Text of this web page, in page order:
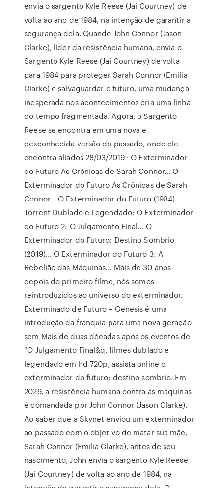
envia o sargento Kyle Reese (Jai Courtney) de
volta ao ano de 1984, na intenção de garantir a
segurança dela. Quando John Connor (Jason
Clarke), líder da resistência humana, envia o
Sargento Kyle Reese (Jai Courtney) de volta
para 1984 para proteger Sarah Connor (Emilia
Clarke) e salvaguardar o futuro, uma mudança
inesperada nos acontecimentos cria uma linha
do tempo fragmentada. Agora, o Sargento
Reese se encontra em uma nova e
desconhecida versão do passado, onde ele
encontra aliados 28/03/2019 · O Exterminador
do Futuro As Crônicas de Sarah Connor… O
Exterminador do Futuro As Crônicas de Sarah
Connor… O Exterminador do Futuro (1984)
Torrent Dublado e Legendado; O Exterminador
do Futuro 2: O Julgamento Final… O
Exterminador do Futuro: Destino Sombrio
(2019)… O Exterminador do Futuro 3: A
Rebelião das Máquinas… Mais de 30 anos
depois do primeiro filme, nós somos
reintroduzidos ao universo do exterminador.
Exterminado de Futuro – Genesis é uma
introdução da franquia para uma nova geração
sem Mais de duas décadas após os eventos de
"O Julgamento Final&q, filmes dublado e
legendado em hd 720p, assista online o
exterminador do futuro: destino sombrio. Em
2029, a resistência humana contra as máquinas
é comandada por John Connor (Jason Clarke).
Ao saber que a Skynet enviou um exterminador
ao passado com o objetivo de matar sua mãe,
Sarah Connor (Emilia Clarke), antes de seu
nascimento, John envia o sargento Kyle Reese
(Jai Courtney) de volta ao ano de 1984, na